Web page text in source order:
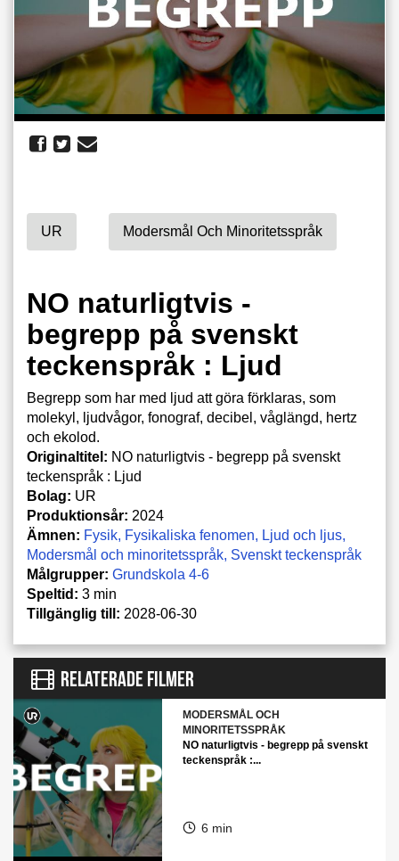
UR Modersmål Och Minoritetsspråk
NO naturligtvis -
begrepp på svenskt
teckenspråk : Ljud
Begrepp som har med ljud att göra förklaras, som
molekyl, ljudvågor, fonograf, decibel, våglängd, hertz
och ekolod.
Originaltitel: NO naturligtvis - begrepp på svenskt
teckenspråk : Ljud
Bolag: UR
Produktionsår: 2024
Ämnen: Fysik Fysikaliska fenomen
Ljud och ljus
Modersmål och minoritetsspråk Svenskt teckenspråk
Målgrupper: Grundskola 4-6
Speltid: 3 min
Tillgänglig till: 2028-06-30
RELATERADE FILMER
MODERSMÅL OCH
MINORITETSSPRÅK
NO naturligtvis - begrepp på svenskt
teckenspråk :...
6 min